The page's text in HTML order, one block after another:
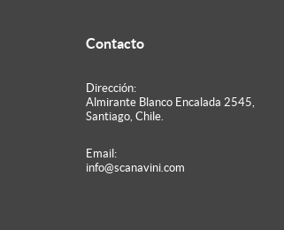
Contacto
Dirección:
Almirante Blanco Encalada 2545,
Santiago, Chile.
Email:
info@scanavini.com